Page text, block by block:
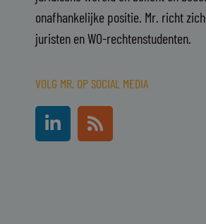
onafhankelijke positie. Mr. richt
juristen en WO-rechtenstudenten.
VOLG MR. OP SOCIAL MEDIA
L
i
n
R
s
s